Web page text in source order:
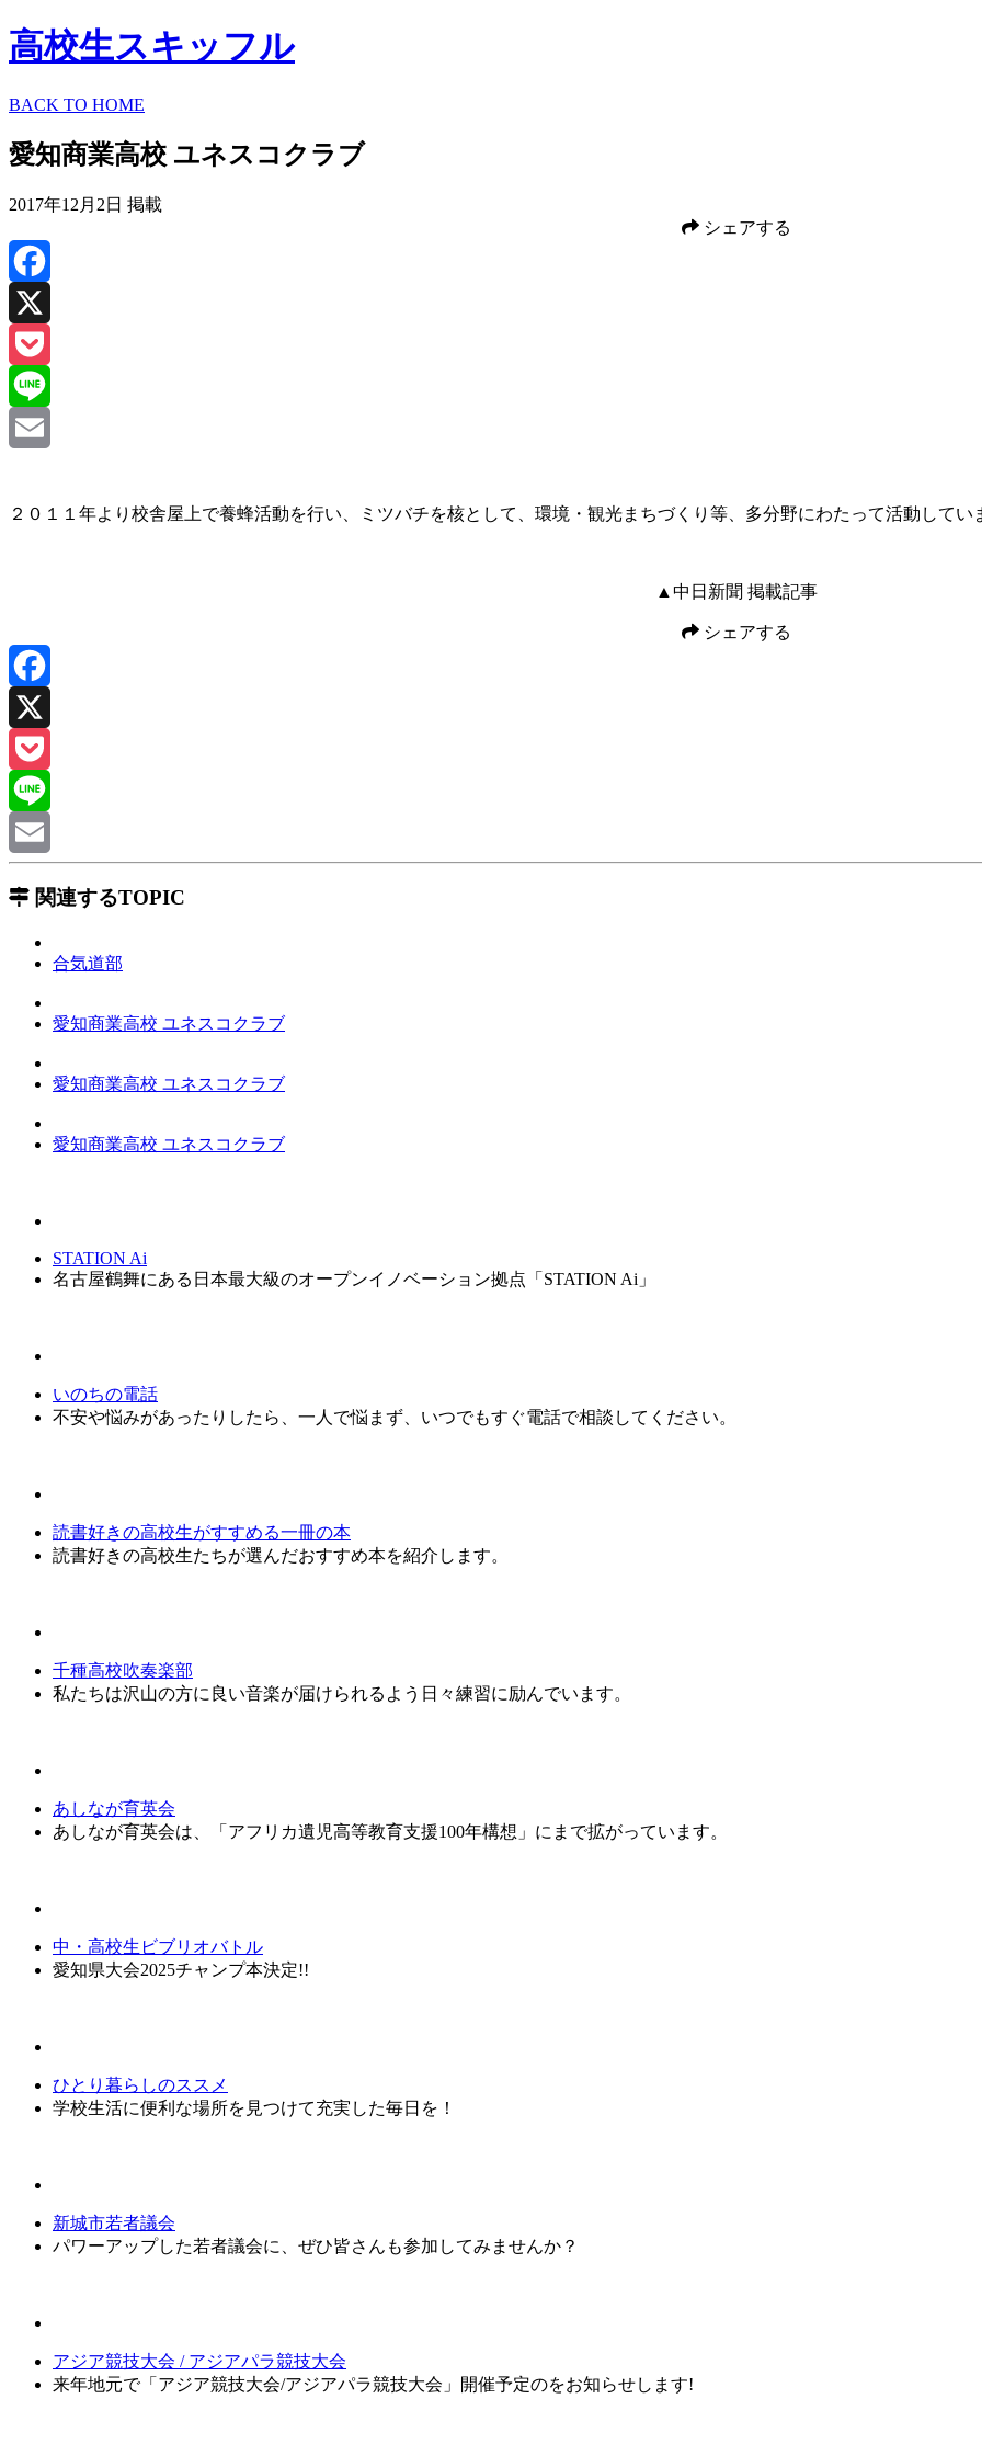
高校生スキッフル
BACK TO HOME
愛知商業高校 ユネスコクラブ
2017年12月2日 掲載
シェアする
２０１１年より校舎屋上で養蜂活動を行い、ミツバチを核として、環境・観光まちづくり等、多分野にわたって活動してい
▲中日新聞 掲載記事
シェアする
関連するTOPIC
合気道部
愛知商業高校 ユネスコクラブ
愛知商業高校 ユネスコクラブ
愛知商業高校 ユネスコクラブ
STATION Ai
名古屋鶴舞にある日本最大級のオープンイノベーション拠点「STATION Ai」
いのちの電話
不安や悩みがあったりしたら、一人で悩まず、いつでもすぐ電話で相談してください。
読書好きの高校生がすすめる一冊の本
読書好きの高校生たちが選んだおすすめ本を紹介します。
千種高校吹奏楽部
私たちは沢山の方に良い音楽が届けられるよう日々練習に励んでいます。
あしなが育英会
あしなが育英会は、「アフリカ遺児高等教育支援100年構想」にまで拡がっています。
中・高校生ビブリオバトル
愛知県大会2025チャンプ本決定!!
ひとり暮らしのススメ
学校生活に便利な場所を見つけて充実した毎日を！
新城市若者議会
パワーアップした若者議会に、ぜひ皆さんも参加してみませんか？
アジア競技大会 / アジアパラ競技大会
来年地元で「アジア競技大会/アジアパラ競技大会」開催予定のをお知らせします!